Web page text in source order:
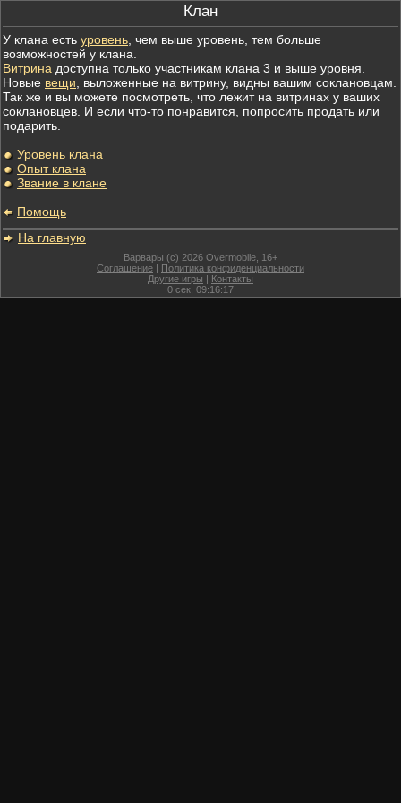
Клан
У клана есть уровень , чем выше уровень, тем больше
возможностей у клана.
Витрина доступна только участникам клана 3 и выше уровня.
Новые вещи , выложенные на витрину, видны вашим соклановцам.
Так же и вы можете посмотреть, что лежит на витринах у ваших
соклановцев. И если что-то понравится, попросить продать или
подарить.
Уровень клана
Опыт клана
Звание в клане
Помощь
На главную
Варвары (c) 2026 Overmobile, 16+
Соглашение | Политика конфиденциальности
Другие игры | Контакты
0 сек, 09:16:17